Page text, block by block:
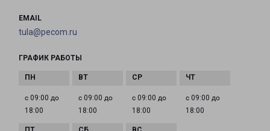
EMAIL
tula@pecom.ru
ГРАФИК РАБОТЫ
с 09:00 до
18:00
с 09:00 до
18:00
с 09:00 до
18:00
с 09:00 до
18:00